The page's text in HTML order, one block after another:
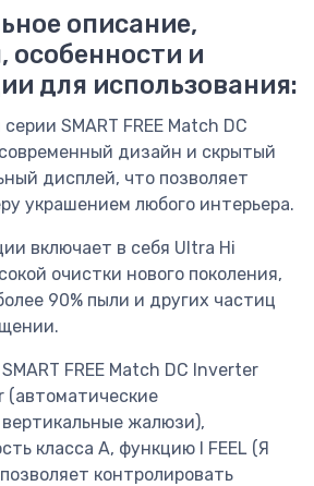
описание,
особенности и
для использования:
SMART FREE Match DC
дизайн и скрытый
дисплей, что позволяет
украшением любого интерьера.
включает в себя Ultra Hi
очистки нового поколения,
90% пыли и других частиц
FREE Match DC Inverter
(автоматические
жалюзи),
класса А, функцию I FEEL (Я
контролировать